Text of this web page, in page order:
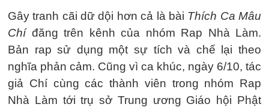
Gây tranh cãi dữ dội hơn cả là bài Thích Ca Mâu
Chíđăng trên kênh của nhóm Rap Nhà Làm.
Bản rap sử dụng một sự tích và chế lại theo
nghĩa phản cảm. Cũng vì ca khúc, ngày 6/10, tác
giả Chí cùng các thành viên trong nhóm Rap
Nhà Làm tới trụ sở Trung ương Giáo hội Phật